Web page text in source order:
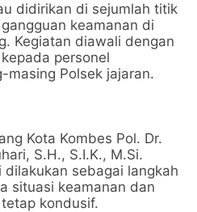
didirikan di sejumlah titik
keamanan di
Kegiatan diawali dengan
personel
masing Polsek jajaran.
Kota Kombes Pol. Dr.
S.H., S.I.K., M.Si.
sebagai langkah
situasi keamanan dan
kondusif.